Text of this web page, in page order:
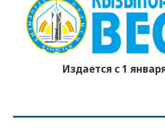
Издается с 1